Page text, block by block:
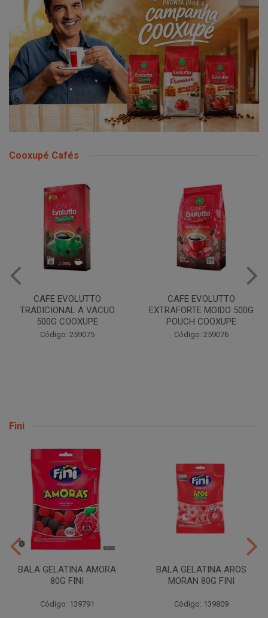
Cooxupé Cafés
CAFE EVOLUTTO
TRADICIONAL A VACUO
500G COOXUPE
Código: 259075
CAFE EVOLUTTO
EXTRAFORTE MOIDO 500G
POUCH COOXUPE
Código: 259076
Fini
BALA GELATINA AMORA
80G FINI
Código: 139791
BALA GELATINA AROS
MORAN 80G FINI
Código: 139809